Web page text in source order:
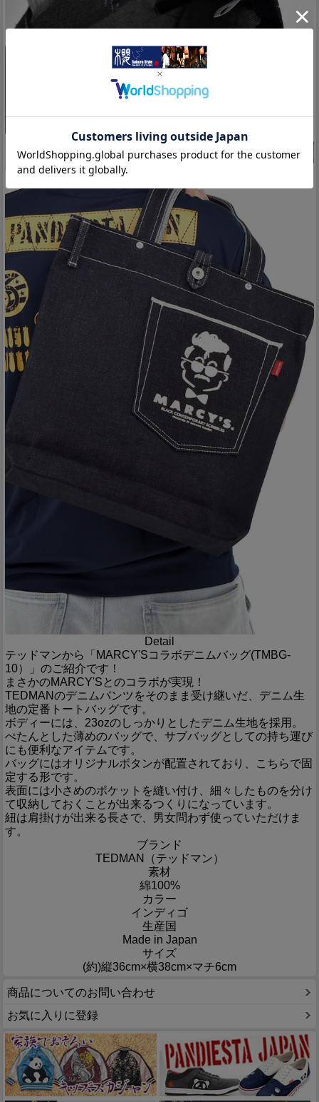
Detail
テッドマンから「MARCY'Sコラボデニムバッグ(TMBG-
10）」のご紹介です！
まさかのMARCY'Sとのコラボが実現！
TEDMANのデニムパンツをそのまま受け継いだ、デニム生
地の定番トートバッグです。
ボディーには、23ozのしっかりとしたデニム生地を採用。
ぺたんとした薄めのバッグで、サブバッグとしての持ち運び
にも便利なアイテムです。
バッグにはオリジナルボタンが配置されており、こちらで固
定する形です。
表面には小さめのポケットを縫い付け、細々したものを分け
て収納しておくことが出来るつくりになっています。
紐は肩掛けが出来る長さで、男女問わず使っていただけま
す。
ブランド
TEDMAN（テッドマン）
素材
綿100%
カラー
インディゴ
生産国
Made in Japan
サイズ
(約)縦36cm×横38cm×マチ6cm
商品についてのお問い合わせ
お気に入りに登録